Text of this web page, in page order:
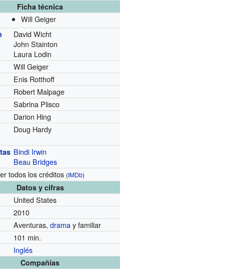
Ficha técnica
Will Geiger
David Wicht
John Stainton
Laura Lodin
Will Geiger
Enis Rotthoff
Robert Malpage
Sabrina Plisco
Darion Hing
Doug Hardy
Bindi Irwin
Beau Bridges
todos los créditos (IMDb)
Datos y cifras
United States
2010
Aventuras,dramay familiar
101 min.
Inglés
Compañías